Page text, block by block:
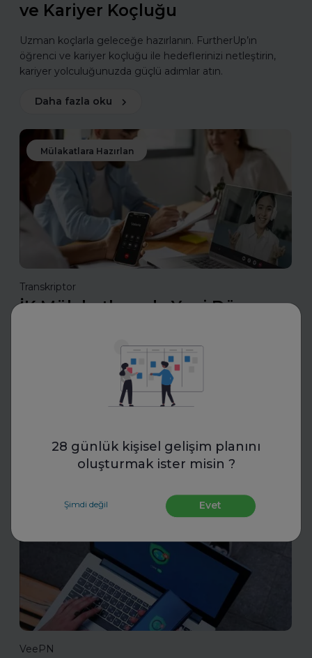
28 günlük kişisel gelişim planını
oluşturmak ister misin ?
Şimdi değil Evet
ve Kariyer Koçluğu
Uzman koçlarla geleceğe hazırlanın. FurtherUp’ın
öğrenci ve kariyer koçluğu ile hedeflerinizi netleştirin,
kariyer yolculuğunuzda güçlü adımlar atın.
Daha fazla oku
Mülakatlara Hazırlan
Transkriptor
İK Mülakatlarında Yeni Dönem:
İK uzmanları, yapay zekâ destekli transkriptlerle mülakat
süreçlerinde yeni bir döneme giriyor. Bu teknoloji,
Daha fazla oku
Sektörünü ve Departmanını Seç
VeePN